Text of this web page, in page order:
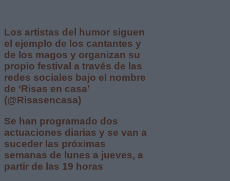
Los artistas del humor siguen
el ejemplo de los cantantes y
de los magos y organizan su
propio festival a través de las
redes sociales bajo el nombre
de ‘Risas en casa’
(@Risasencasa)
Se han programado dos
actuaciones diarias y se van a
suceder las próximas
semanas de lunes a jueves, a
partir de las 19 horas